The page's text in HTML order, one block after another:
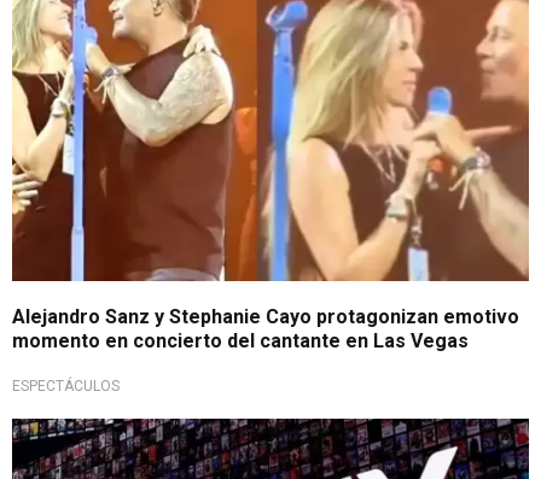
Alejandro Sanz y Stephanie Cayo protagonizan emotivo
momento en concierto del cantante en Las Vegas
ESPECTÁCULOS
Directo al éxito